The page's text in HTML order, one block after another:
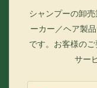
シャンプーの卸
ーカー／ヘア製
です。お客様の
サー